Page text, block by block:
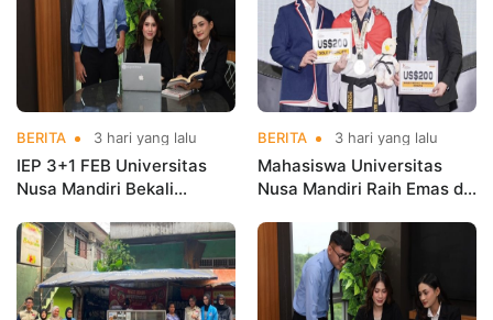
BERITA 3 hari yang lalu
IEP 3+1 FEB Universitas
Nusa Mandiri Bekali
Kerja Sebelum Lulus
BERITA 3 hari yang lalu
Mahasiswa Universitas
Nusa Mandiri Raih Emas di
Indonesia Open
Championships 2026